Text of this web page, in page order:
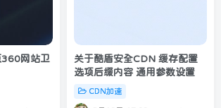
360网站卫
关于酷盾安全CDN 缓存配置
选项后缀内容 通用参数设置
CDN加速